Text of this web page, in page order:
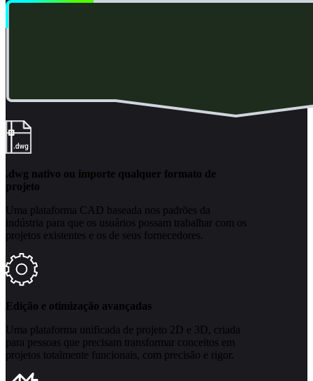
.dwg nativo ou importe qualquer formato de
projeto
Uma plataforma CAD baseada nos padrões da
indústria para que os usuários possam trabalhar com os
projetos existentes e os de seus fornecedores.
Edição e otimização avançadas
Uma plataforma unificada de projeto 2D e 3D, criada
para pessoas que precisam transformar conceitos em
projetos totalmente funcionais, com precisão e rigor.